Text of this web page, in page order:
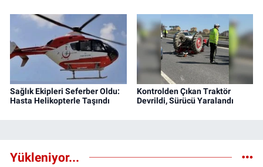
Sağlık Ekipleri Seferber Oldu:
Hasta Helikopterle Taşındı
Kontrolden Çıkan Traktör
Devrildi, Sürücü Yaralandı
Yükleniyor...